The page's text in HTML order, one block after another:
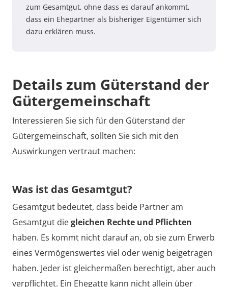
zum Gesamtgut, ohne dass es darauf ankommt,
dass ein Ehepartner als bisheriger Eigentümer sich
dazu erklären muss.
Details zum Güterstand der
Gütergemeinschaft
Interessieren Sie sich für den Güterstand der
Gütergemeinschaft, sollten Sie sich mit den
Auswirkungen vertraut machen:
Was ist das Gesamtgut?
Gesamtgut bedeutet, dass beide Partner am
Gesamtgut diegleichen Rechte und Pflichten
haben. Es kommt nicht darauf an, ob sie zum Erwerb
eines Vermögenswertes viel oder wenig beigetragen
haben. Jeder ist gleichermaßen berechtigt, aber auch
verpflichtet. Ein Ehegatte kann nicht allein über